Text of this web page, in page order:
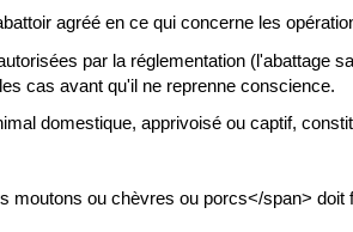
agréé en ce qui concerne les
par la réglementation (l'abattage
cas avant qu'il ne reprenne conscience.
domestique, apprivoisé ou captif,
ou chèvres ou porcs</span>